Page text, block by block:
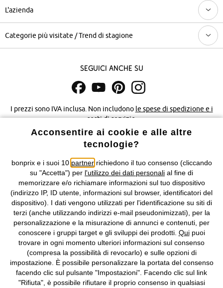
L'azienda
Categorie più visitate / Trend di stagione
Seguici anche su
I prezzi sono IVA inclusa. Non includono le spese di spedizione e i
costi di servizio.
Condizioni di vendita Accessibilità
Informativa privacy e cookie Gestione dei cookie
Informazioni legali Diritto di recesso
2026 bonprix. Tutti i diritti riservati.
bonprix S.r.l. con socio unico, sede legale: via Adua 33 - 13855
Valdengo (BI) C.F. 01510910027 - P.I. 01939830020, Reg. Imprese di
Biella n. 01510910027, R.E.A. BI - 171345, N. Reg. Pile:
IT09060P00000858, N. Reg. AEE: IT08020000002105 Capitale
Sociale: euro 1.000.000 i.v, Società soggetta all'attività di direzione
e coordinamento di bonprix Beteiligungs -Verwaltungsgesellschaft
mbH.
Acconsentire ai cookie e alle altre
tecnologie?
bonprix e i suoi 10 partnerrichiedono il tuo consenso (cliccando
su "Accetta") per l'utilizzo dei dati personali al fine di
memorizzare e/o richiamare informazioni sul tuo dispositivo
(indirizzo IP, ID utente, informazioni sul browser, identificatori del
dispositivo). I dati vengono utilizzati per l'identificazione su siti di
terzi (anche utilizzando indirizzi e-mail pseudonimizzati), per la
personalizzazione e la misurazione di annunci e contenuti, per
conoscere i gruppi target e gli sviluppi dei prodotti. Quipuoi
trovare in ogni momento ulteriori informazioni sul consenso
(compresa la possibilità di revocarlo) e sulle opzioni di
impostazione. È possibile personalizzare la portata del consenso
facendo clic sul pulsante "Impostazioni". Facendo clic sul link
"Rifiuta", è possibile rifiutare il proprio consenso in qualsiasi